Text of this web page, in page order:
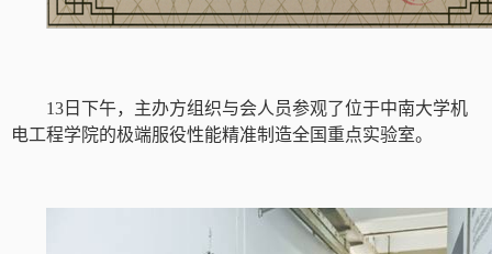
13 日下午，主办方组织与会人员参观了位于中南大学机
电工程学院的极端服役性能精准制造全国重点实验室。